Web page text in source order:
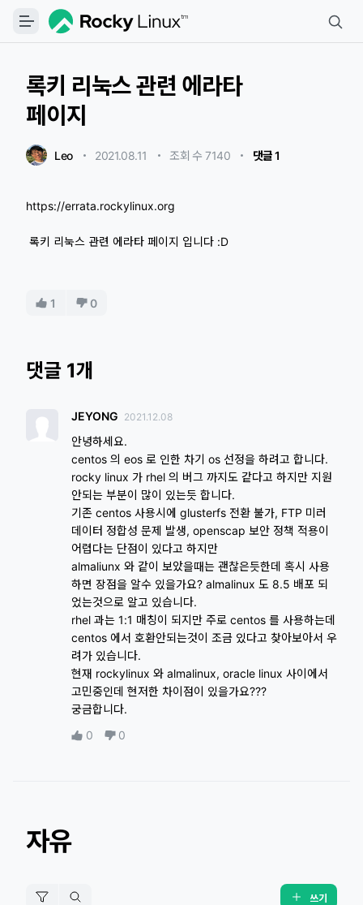
록키 리눅스 관련 에라타
페이지
Leo ・ 2021.08.11 ・ 조회 수 7140 ・ 댓글 1
https://errata.rockylinux.org
록키 리눅스 관련 에라타 페이지 입니다 :D
1 0
댓글 1개
JEYONG 2021.12.08
안녕하세요.
centos 의 eos 로 인한 차기 os 선정을 하려고 합니다.
rocky linux 가 rhel 의 버그 까지도 같다고 하지만 지원
안되는 부분이 많이 있는듯 합니다.
기존 centos 사용시에 glusterfs 전환 불가, FTP 미러
데이터 정합성 문제 발생, openscap 보안 정책 적용이
어렵다는 단점이 있다고 하지만
almaliunx 와 같이 보았을때는 괜찮은듯한데 혹시 사용
하면 장점을 알수 있을가요? almalinux 도 8.5 배포 되
었는것으로 알고 있습니다.
rhel 과는 1:1 매칭이 되지만 주로 centos 를 사용하는데
centos 에서 호환안되는것이 조금 있다고 찾아보아서 우
려가 있습니다.
현재 rockylinux 와 almalinux, oracle linux 사이에서
고민중인데 현저한 차이점이 있을가요???
궁금합니다.
0
0
자유
쓰기